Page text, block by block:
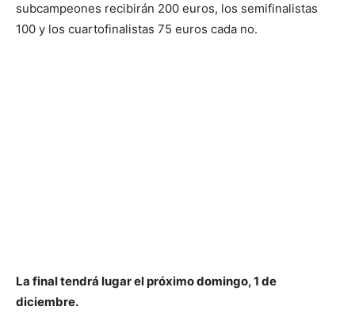
subcampeones recibirán 200 euros, los semifinalistas
100 y los cuartofinalistas 75 euros cada no.
La final tendrá lugar el próximo domingo, 1 de
diciembre.